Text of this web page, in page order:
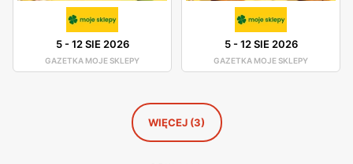
5-12 SIE 2026
GAZETKA MOJE SKLEPY
5-12 SIE 2026
GAZETKA MOJE SKLEPY
WIĘCEJ (3)